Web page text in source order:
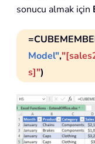
sonucu almak için
Model",
s]")